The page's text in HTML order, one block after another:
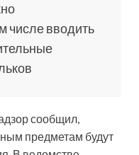
числе вводить
сообщил,
предметам будут